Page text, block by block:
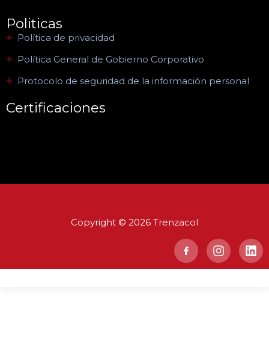
Politicas
Política de privacidad
Política General de Gobierno Corporativo
Protocolo de seguridad de la información personal
Certificaciones
Copyright © 2026 Trenzacol